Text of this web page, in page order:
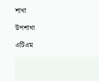
শাখা
উপশাখা
এটিএম